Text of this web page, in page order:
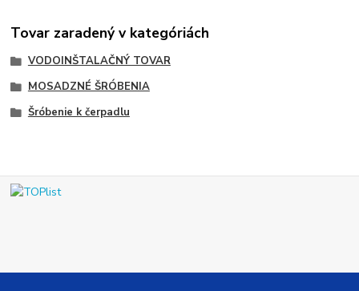
Tovar zaradený v kategóriách
VODOINŠTALAČNÝ TOVAR
MOSADZNÉ ŠRÓBENIA
Šróbenie k čerpadlu